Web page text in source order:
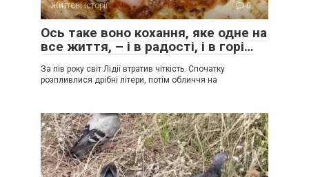
Життєві історії 0
Ось таке воно кохання, яке одне на
все життя, – і в радості, і в горі…
За пів року світ Лідії втратив чіткість. Спочатку
розпливлися дрібні літери, потім обличчя на